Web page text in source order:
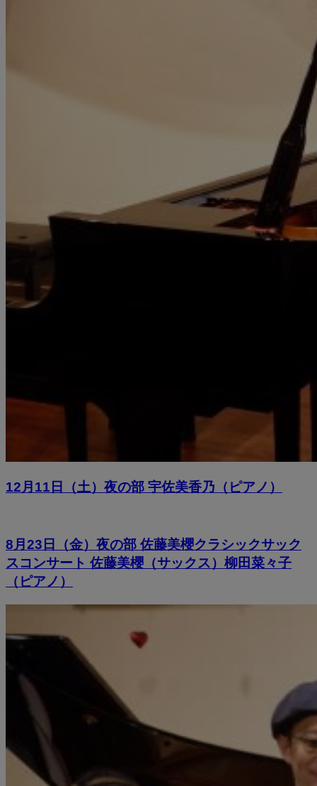
12月11日（土）夜の部 宇佐美香乃（ピアノ）
8月23日（金）夜の部 佐藤美櫻クラシックサック
スコンサート 佐藤美櫻（サックス）柳田菜々子
（ピアノ）